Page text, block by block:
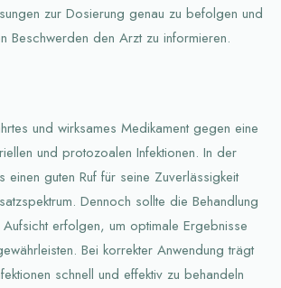
zur Dosierung genau zu befolgen und
Beschwerden den Arzt zu informieren.
und wirksames Medikament gegen eine
und protozoalen Infektionen. In der
einen guten Ruf für seine Zuverlässigkeit
Dennoch sollte die Behandlung
erfolgen, um optimale Ergebnisse
Bei korrekter Anwendung trägt
schnell und effektiv zu behandeln